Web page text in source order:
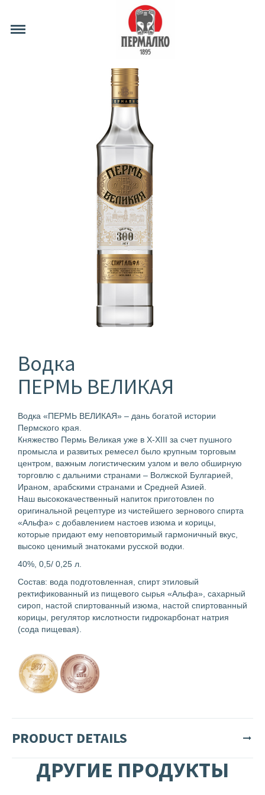
Водка
ПЕРМЬ ВЕЛИКАЯ
Водка «ПЕРМЬ ВЕЛИКАЯ» – дань богатой истории
Пермского края.
Княжество Пермь Великая уже в X-XIII за счет пушного
промысла и развитых ремесел было крупным торговым
центром, важным логистическим узлом и вело обширную
торговлю с дальними странами – Волжской Булгарией,
Ираном, арабскими странами и Средней Азией.
Наш высококачественный напиток приготовлен по
оригинальной рецептуре из чистейшего зернового спирта
«Альфа» с добавлением настоев изюма и корицы,
которые придают ему неповторимый гармоничный вкус,
высоко ценимый знатоками русской водки.
40%, 0,5/ 0,25 л.
Состав: вода подготовленная, спирт этиловый
ректификованный из пищевого сырья «Альфа», сахарный
сироп, настой спиртованный изюма, настой спиртованный
корицы, регулятор кислотности гидрокарбонат натрия
(сода пищевая).
PRODUCT DETAILS
ДРУГИЕ ПРОДУКТЫ